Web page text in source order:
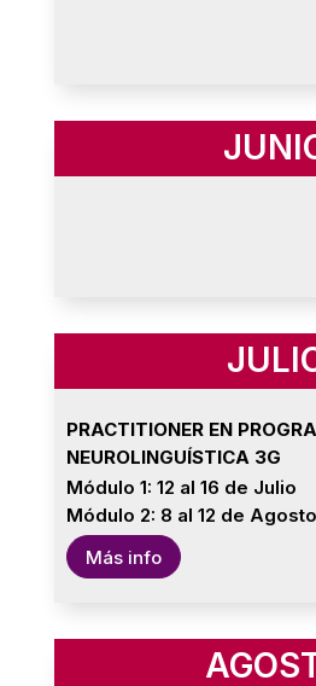
PRACTITIONER EN
NEUROLINGUÍSTICA 3G
Módulo 1: 12 al 16 de Julio
Módulo 2: 8 al 12 de Agosto
Más info